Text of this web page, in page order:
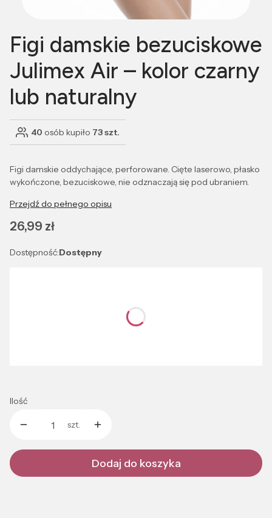
Figi damskie bezuciskowe
Julimex Air – kolor czarny
lub naturalny
40 osób kupiło 73 szt.
Figi damskie oddychające, perforowane. Cięte laserowo, płasko
wykończone, bezuciskowe, nie odznaczają się pod ubraniem.
Przejdź do pełnego opisu
Cena
26,99 zł
Dostępność:Dostępny
Ilość
szt.
Dodaj do koszyka